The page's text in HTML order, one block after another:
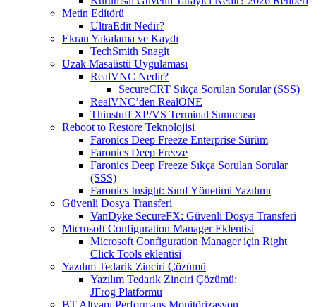
Metin Editörü
UltraEdit Nedir?
Ekran Yakalama ve Kaydı
TechSmith Snagit
Uzak Masaüstü Uygulaması
RealVNC Nedir?
SecureCRT Sıkça Sorulan Sorular (SSS)
RealVNC’den RealONE
Thinstuff XP/VS Terminal Sunucusu
Reboot to Restore Teknolojisi
Faronics Deep Freeze Enterprise Sürüm
Faronics Deep Freeze
Faronics Deep Freeze Sıkça Sorulan Sorular
(SSS)
Faronics Insight: Sınıf Yönetimi Yazılımı
Güvenli Dosya Transferi
VanDyke SecureFX: Güvenli Dosya Transferi
Microsoft Configuration Manager Eklentisi
Microsoft Configuration Manager için Right
Click Tools eklentisi
Yazılım Tedarik Zinciri Çözümü
Yazılım Tedarik Zinciri Çözümü:
JFrog Platformu
BT Altyapı Performans Monitörizasyon